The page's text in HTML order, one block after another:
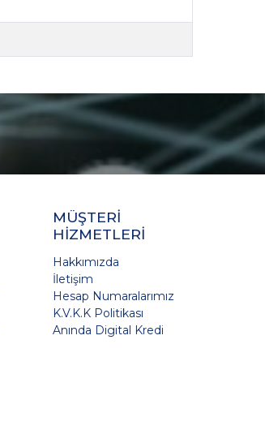
MÜŞTERİ
HİZMETLERİ
Hakkımızda
İletişim
Hesap Numaralarımız
K.V.K.K Politikası
Anında Digital Kredi